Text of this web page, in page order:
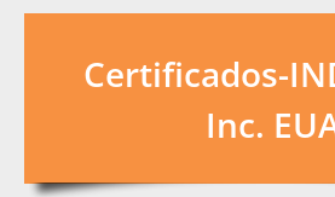
Certificados-
Inc.